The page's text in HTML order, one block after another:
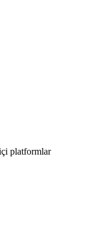
platformlar